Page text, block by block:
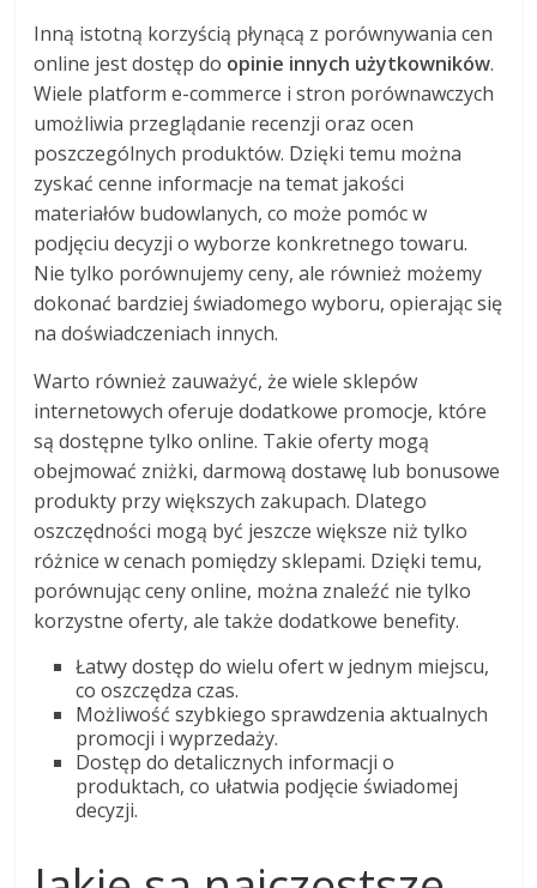
Inną istotną korzyścią płynącą z porównywania cen
online jest dostęp do opinie innych użytkowników.
Wiele platform e-commerce i stron porównawczych
umożliwia przeglądanie recenzji oraz ocen
poszczególnych produktów. Dzięki temu można
zyskać cenne informacje na temat jakości
materiałów budowlanych, co może pomóc w
podjęciu decyzji o wyborze konkretnego towaru.
Nie tylko porównujemy ceny, ale również możemy
dokonać bardziej świadomego wyboru, opierając się
na doświadczeniach innych.
Warto również zauważyć, że wiele sklepów
internetowych oferuje dodatkowe promocje, które
są dostępne tylko online. Takie oferty mogą
obejmować zniżki, darmową dostawę lub bonusowe
produkty przy większych zakupach. Dlatego
oszczędności mogą być jeszcze większe niż tylko
różnice w cenach pomiędzy sklepami. Dzięki temu,
porównując ceny online, można znaleźć nie tylko
korzystne oferty, ale także dodatkowe benefity.
Łatwy dostęp do wielu ofert w jednym miejscu,
co oszczędza czas.
Możliwość szybkiego sprawdzenia aktualnych
promocji i wyprzedaży.
Dostęp do detalicznych informacji o
produktach, co ułatwia podjęcie świadomej
decyzji.